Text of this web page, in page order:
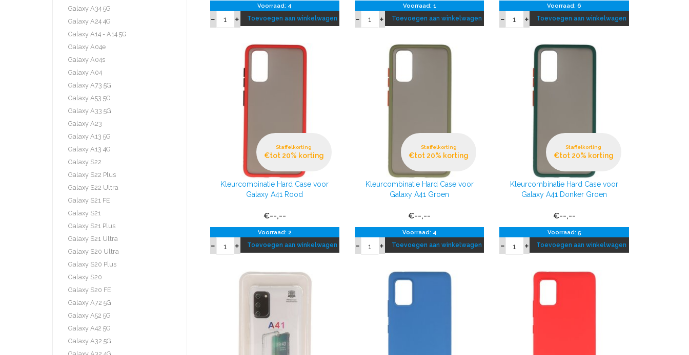
Galaxy A34 5G
Galaxy A24 4G
Galaxy A14 - A14 5G
Galaxy A04e
Galaxy A04s
Galaxy A04
Galaxy A73 5G
Galaxy A53 5G
Galaxy A33 5G
Galaxy A23
Galaxy A13 5G
Galaxy A13 4G
Galaxy S22
Galaxy S22 Plus
Galaxy S22 Ultra
Galaxy S21 FE
Galaxy S21
Galaxy S21 Plus
Galaxy S21 Ultra
Galaxy S20 Ultra
Galaxy S20 Plus
Galaxy S20
Galaxy S20 FE
Galaxy A72 5G
Galaxy A52 5G
Galaxy A42 5G
Galaxy A32 5G
Voorraad: 4
Toevoegen aan winkelwagen
Voorraad: 1
Toevoegen aan winkelwagen
Voorraad: 6
Toevoegen aan winkelwagen
Staffelkorting
€tot 20% korting
Kleurcombinatie Hard Case voor
Galaxy A41 Rood
€--,--
Voorraad: 2
Toevoegen aan winkelwagen
Staffelkorting
€tot 20% korting
Kleurcombinatie Hard Case voor
Galaxy A41 Groen
€--,--
Voorraad: 4
Toevoegen aan winkelwagen
Staffelkorting
€tot 20% korting
Kleurcombinatie Hard Case voor
Galaxy A41 Donker Groen
€--,--
Voorraad: 5
Toevoegen aan winkelwagen